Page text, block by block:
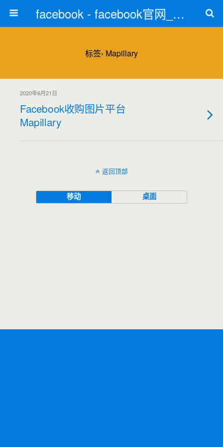
facebook - facebook官网_facebook注册
标签› Mapillary
2020年6月21日
Facebook收购图片平台
Mapillary
返回顶部
移动 桌面